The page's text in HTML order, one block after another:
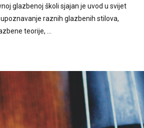
glazbenoj školi sjajan je uvod u svijet
raznih glazbenih stilova,
teorije, ...